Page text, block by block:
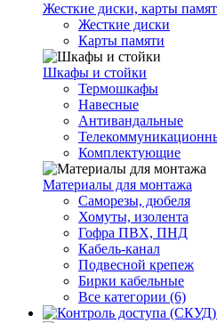
Жесткие диски, карты
Жесткие диски
Карты памяти
Шкафы и стойки
Термошкафы
Навесные
Антивандальные
Комплектующие
Материалы для монтажа
Саморезы, дюбеля
Хомуты, изолента
Гофра ПВХ, ПНД
Кабель-канал
Подвесной крепеж
Бирки кабельные
Все категории (6)